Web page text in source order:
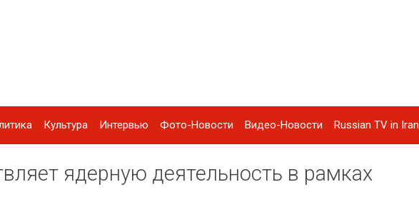
Культура Интервью Фото-Новости Видео-Новости Russian TV in Iran
ядерную деятельность в рамках